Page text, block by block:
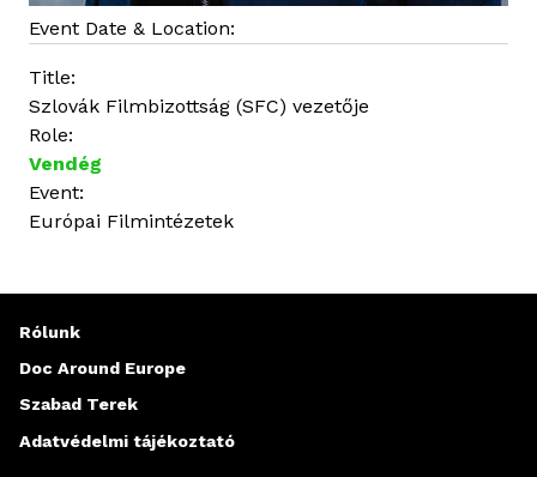
Event Date & Location:
Title:
Szlovák Filmbizottság (SFC) vezetője
Role:
Vendég
Event:
Európai Filmintézetek
Rólunk
Doc Around Europe
Szabad Terek
Adatvédelmi tájékoztató